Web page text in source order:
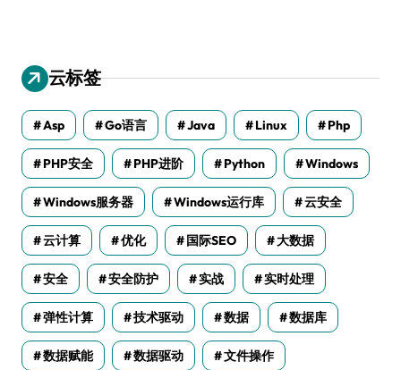
云标签
Asp Go语言 Java Linux Php
PHP安全 PHP进阶 Python Windows
Windows服务器 Windows运行库 云安全
云计算 优化 国际SEO 大数据
安全 安全防护 实战 实时处理
弹性计算 技术驱动 数据 数据库
数据赋能 数据驱动 文件操作